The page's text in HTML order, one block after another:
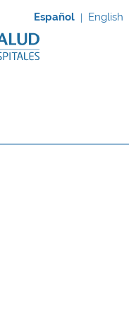
Español | English